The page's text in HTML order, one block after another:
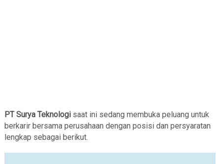
PT Surya Teknologi saat ini sedang membuka peluang untuk
berkarir bersama perusahaan dengan posisi dan persyaratan
lengkap sebagai berikut.